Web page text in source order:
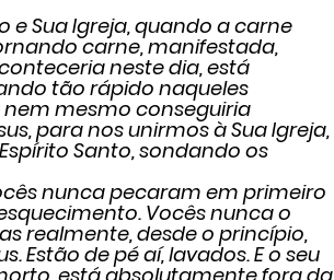
e Sua Igreja, quando a carne
carne, manifestada,
neste dia, está
tão rápido naqueles
nem mesmo conseguiria
para nos unirmos à Sua Igreja,
Santo, sondando os
nunca pecaram em primeiro
Vocês nunca o
realmente, desde o princípio,
Estão de pé aí, lavados. E o seu